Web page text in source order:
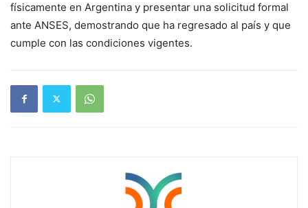
físicamente en Argentina y presentar una solicitud formal
ante ANSES, demostrando que ha regresado al país y que
cumple con las condiciones vigentes.